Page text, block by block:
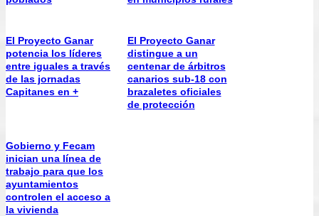
El Proyecto Ganar
potencia los líderes
entre iguales a través
de las jornadas
Capitanes en +
El Proyecto Ganar
distingue a un
centenar de árbitros
canarios sub-18 con
brazaletes oficiales
de protección
Gobierno y Fecam
inician una línea de
trabajo para que los
ayuntamientos
controlen el acceso a
la vivienda